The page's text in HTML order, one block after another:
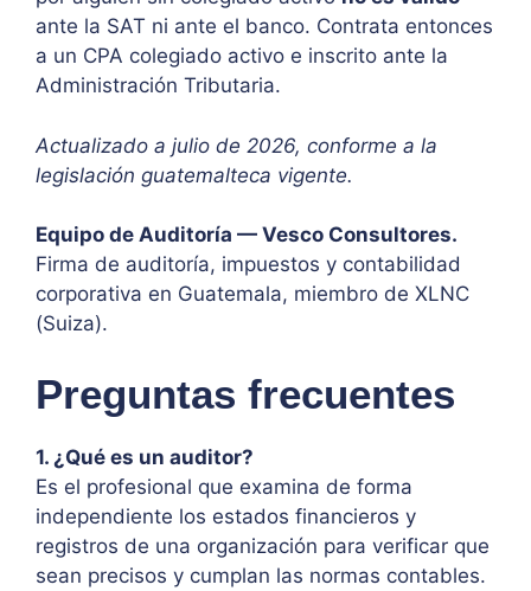
ante la SAT ni ante el banco. Contrata entonces
a un CPA colegiado activo e inscrito ante la
Administración Tributaria.
Actualizado a julio de 2026, conforme a la
legislación guatemalteca vigente.
Equipo de Auditoría — Vesco Consultores.
Firma de auditoría, impuestos y contabilidad
corporativa en Guatemala, miembro de XLNC
(Suiza).
Preguntas frecuentes
1. ¿Qué es un auditor?
Es el profesional que examina de forma
independiente los estados financieros y
registros de una organización para verificar que
sean precisos y cumplan las normas contables.